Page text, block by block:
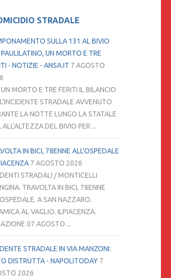
STRADALE
SULLA 131 AL BIVIO
PAULILATINO, UN MORTO E TRE
- NOTIZIE - ANSA.IT 7 AGOSTO
MORTO E TRE FERITI IL BILANCIO
STRADALE AVVENUTO
LA NOTTE LUNGO LA STATALE
ALL'ALTEZZA DEL BIVIO PER ...
IN BICI, 78ENNE ALL'OSPEDALE
7 AGOSTO 2026
STRADALI / MONTICELLI
TRAVOLTA IN BICI, 78ENNE
A SAN NAZZARO.
AL VAGLIO. ILPIACENZA.
07 AGOSTO ...
STRADALE IN VIA MANZONI:
DISTRUTTA - NAPOLITODAY 7
2026